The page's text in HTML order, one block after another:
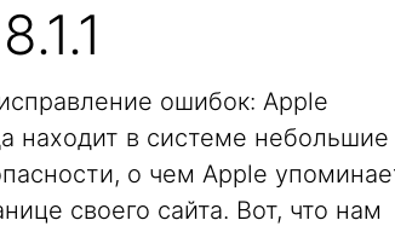
ошибок: Apple
находит в системе небольшие
о чем Apple
своего сайта. Вот, что нам